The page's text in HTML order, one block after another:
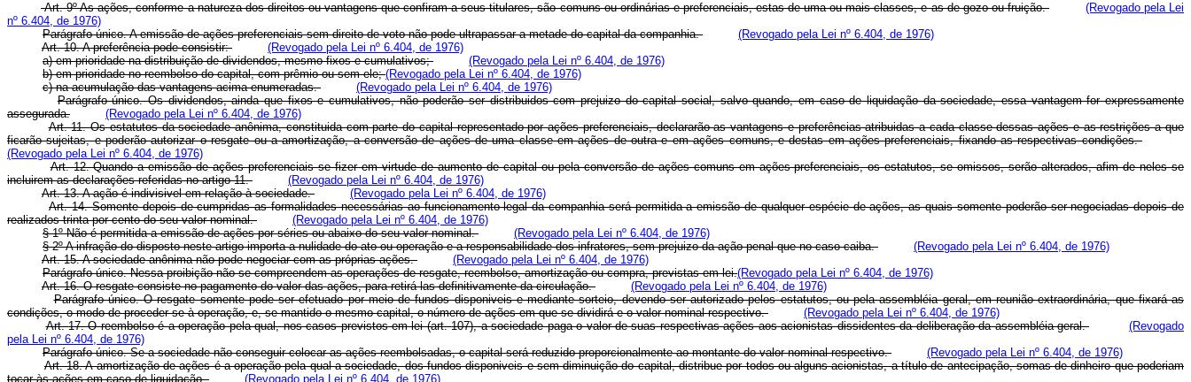
Art. 9º As ações, conforme a natureza dos direitos ou vantagens que confiram a seus titulares, são comuns ou ordinárias e preferenciais, estas de uma ou mais classes, e as de gozo ou fruição.
(Revogado pela Lei
nº 6.404, de 1976)
Parágrafo único. A emissão de ações preferenciais sem direito de voto não pode ultrapassar a metade do capital da companhia.
(Revogado pela Lei nº 6.404, de 1976)
Art. 10. A preferência pode consistir:
(Revogado pela Lei nº 6.404, de 1976)
a) em prioridade na distribuição de dividendos, mesmo fixos e cumulativos;
(Revogado pela Lei nº 6.404, de 1976)
b) em prioridade no reembolso do capital, com prêmio ou sem ele;(Revogado pela Lei nº 6.404, de 1976)
c) na acumulação das vantagens acima enumeradas.
(Revogado pela Lei nº 6.404, de 1976)
Parágrafo único. Os dividendos, ainda que fixos e cumulativos, não poderão ser distribuidos com prejuizo do capital social, salvo quando, em caso de liquidação da sociedade, essa vantagem for expressamente
assegurada.
(Revogado pela Lei nº 6.404, de 1976)
Art. 11. Os estatutos da sociedade anônima, constituida com parte do capital representado por ações preferenciais, declararão as vantagens e preferências atribuidas a cada classe dessas ações e as restrições a que
ficarão sujeitas, e poderão autorizar o resgate ou a amortização, a conversão de ações de uma classe em ações de outra e em ações comuns, e destas em ações preferenciais, fixando as respectivas condições.
(Revogado pela Lei nº 6.404, de 1976)
Art. 12. Quando a emissão de ações preferenciais se fizer em virtude de aumento de capital ou pela conversão de ações comuns em ações preferenciais, os estatutos, se omissos, serão alterados, afim de neles se
incluirem as declarações referidas no artigo 11.
(Revogado pela Lei nº 6.404, de 1976)
Art. 13. A ação é indivisivel em relação à sociedade.
(Revogado pela Lei nº 6.404, de 1976)
Art. 14. Somente depois de cumpridas as formalidades necessárias ao funcionamento legal da companhia será permitida a emissão de qualquer espécie de ações, as quais somente poderão ser negociadas depois de
realizados trinta por cento do seu valor nominal.
(Revogado pela Lei nº 6.404, de 1976)
§ 1º Não é permitida a emissão de ações por séries ou abaixo do seu valor nominal.
(Revogado pela Lei nº 6.404, de 1976)
§ 2º A infração do disposto neste artigo importa a nulidade do ato ou operação e a responsabilidade dos infratores, sem prejuizo da ação penal que no caso caiba.
(Revogado pela Lei nº 6.404, de 1976)
Art. 15. A sociedade anônima não pode negociar com as próprias ações.
(Revogado pela Lei nº 6.404, de 1976)
Parágrafo único. Nessa proibição não se compreendem as operações de resgate, reembolso, amortização ou compra, previstas em lei.(Revogado pela Lei nº 6.404, de 1976)
Art. 16. O resgate consiste no pagamento do valor das ações, para retirá-las definitivamente da circulação.
(Revogado pela Lei nº 6.404, de 1976)
Parágrafo único. O resgate somente pode ser efetuado por meio de fundos disponiveis e mediante sorteio, devendo ser autorizado pelos estatutos, ou pela assembléia geral, em reunião extraordinária, que fixará as
condições, o modo de proceder-se à operação, e, se mantido o mesmo capital, o número de ações em que se dividirá e o valor nominal respectivo.
(Revogado pela Lei nº 6.404, de 1976)
Art. 17. O reembolso é a operação pela qual, nos casos previstos em lei (art. 107), a sociedade paga o valor de suas respectivas ações aos acionistas dissidentes da deliberação da assembléia geral.
(Revogado
pela Lei nº 6.404, de 1976)
Parágrafo único. Se a sociedade não conseguir colocar as ações reembolsadas, o capital será reduzido proporcionalmente ao montante do valor nominal respectivo.
(Revogado pela Lei nº 6.404, de 1976)
Art. 18. A amortização de ações é a operação pela qual a sociedade, dos fundos disponiveis e sem diminuição do capital, distribue por todos ou alguns acionistas, a título de antecipação, somas de dinheiro que poderiam
tocar às ações em caso de liquidação.
(Revogado pela Lei nº 6.404, de 1976)